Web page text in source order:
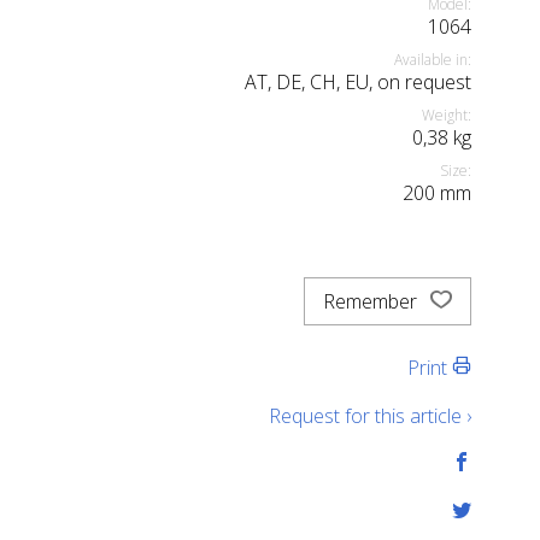
Model:
1064
Available in:
AT, DE, CH, EU, on request
Weight:
0,38 kg
Size:
200 mm
Remember
Print
Request for this article ›